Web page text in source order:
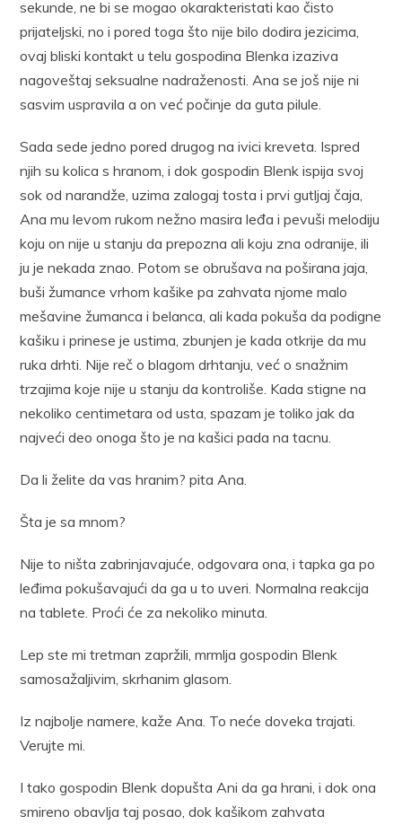
sekunde, ne bi se mogao okarakteristati kao čisto
prijateljski, no i pored toga što nije bilo dodira jezicima,
ovaj bliski kontakt u telu gospodina Blenka izaziva
nagoveštaj seksualne nadraženosti. Ana se još nije ni
sasvim uspravila a on već počinje da guta pilule.
Sada sede jedno pored drugog na ivici kreveta. Ispred
njih su kolica s hranom, i dok gospodin Blenk ispija svoj
sok od narandže, uzima zalogaj tosta i prvi gutljaj čaja,
Ana mu levom rukom nežno masira leđa i pevuši melodiju
koju on nije u stanju da prepozna ali koju zna odranije, ili
ju je nekada znao. Potom se obrušava na poširana jaja,
buši žumance vrhom kašike pa zahvata njome malo
mešavine žumanca i belanca, ali kada pokuša da podigne
kašiku i prinese je ustima, zbunjen je kada otkrije da mu
ruka drhti. Nije reč o blagom drhtanju, već o snažnim
trzajima koje nije u stanju da kontroliše. Kada stigne na
nekoliko centimetara od usta, spazam je toliko jak da
najveći deo onoga što je na kašici pada na tacnu.
Da li želite da vas hranim? pita Ana.
Šta je sa mnom?
Nije to ništa zabrinjavajuće, odgovara ona, i tapka ga po
leđima pokušavajući da ga u to uveri. Normalna reakcija
na tablete. Proći će za nekoliko minuta.
Lep ste mi tretman zapržili, mrmlja gospodin Blenk
samosažaljivim, skrhanim glasom.
Iz najbolje namere, kaže Ana. To neće doveka trajati.
Verujte mi.
I tako gospodin Blenk dopušta Ani da ga hrani, i dok ona
smireno obavlja taj posao, dok kašikom zahvata